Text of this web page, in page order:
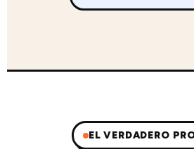
EL VERDADERO